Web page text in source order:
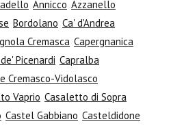
Annicco Azzanello
Bordolano Ca' d'Andrea
Cremasca Capergnanica
Picenardi Capralba
Cremasco-Vidolasco
Vaprio Casaletto di Sopra
Castel Gabbiano Casteldidone